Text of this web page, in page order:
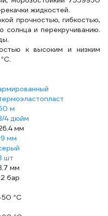
жидкостей.
прочностью, гибкостью,
солнца и перекручиванию.
к высоким и низким
м
4 дюйм
мм
мм
шт
мм
бар
°С